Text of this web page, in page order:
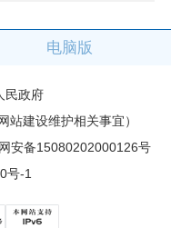
电脑版
民政府
建设维护相关事宜）
安备15080202000126号
号-1